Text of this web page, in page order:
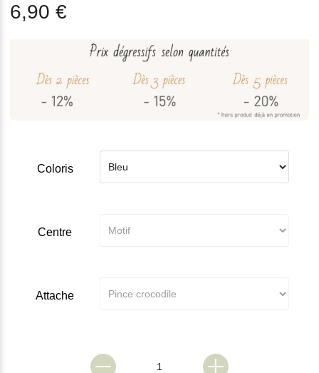
6,90 €
Coloris
Centre
Attache